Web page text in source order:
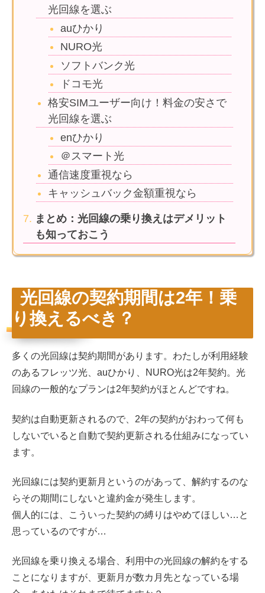
光回線を選ぶ
auひかり
NURO光
ソフトバンク光
ドコモ光
格安SIMユーザー向け！料金の安さで
光回線を選ぶ
enひかり
＠スマート光
通信速度重視なら
キャッシュバック金額重視なら
まとめ：光回線の乗り換えはデメリット
も知っておこう
光回線の契約期間は2年！乗
り換えるべき？
多くの光回線は契約期間があります。わたしが利用経験
のあるフレッツ光、auひかり、NURO光は2年契約。光
回線の一般的なプランは2年契約がほとんどですね。
契約は自動更新されるので、2年の契約がおわって何も
しないでいると自動で契約更新される仕組みになってい
ます。
光回線には契約更新月というのがあって、解約するのな
らその期間にしないと違約金が発生します。
個人的には、こういった契約の縛りはやめてほしい…と
思っているのですが…
光回線を乗り換える場合、利用中の光回線の解約をする
ことになりますが、更新月が数カ月先となっている場